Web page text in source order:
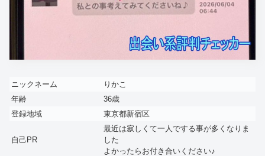
ニックネーム
りかこ
年齢
36歳
登録地域
東京都新宿区
自己PR
最近は寂しくて一人でする事が多くなりま
した
よかったらお付き合いください♪